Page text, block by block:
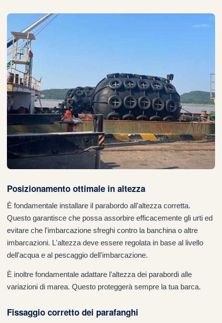
Posizionamento ottimale in altezza
È fondamentale installare il parabordo all'altezza corretta.
Questo garantisce che possa assorbire efficacemente gli urti ed
evitare che l'imbarcazione sfreghi contro la banchina o altre
imbarcazioni. L'altezza deve essere regolata in base al livello
dell'acqua e al pescaggio dell'imbarcazione.
È inoltre fondamentale adattare l'altezza dei parabordi alle
variazioni di marea. Questo proteggerà sempre la tua barca.
Fissaggio corretto dei parafanghi